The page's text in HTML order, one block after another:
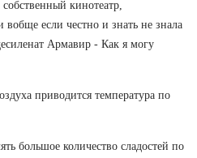
кинотеатр,
если честно и знать не знала
Армавир - Как я могу
приводится температура по
большое количество сладостей по